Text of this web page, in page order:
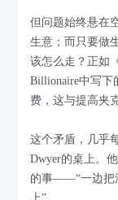
但问题始终悬在
生意；而只要做
该怎么走？正如
Billionaire中写下
费，这与提高夹
这个矛盾，几乎
Dwyer的桌上。
的事——“一边把